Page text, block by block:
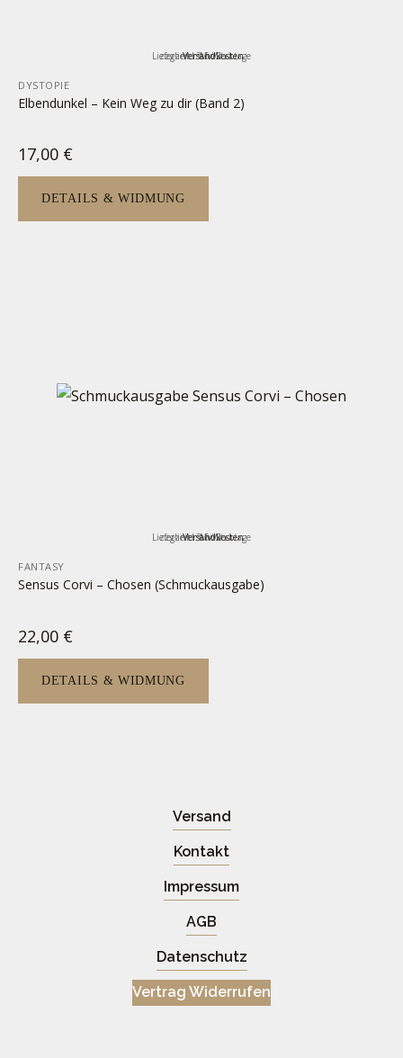
inkl. MwSt.
zzgl.Versandkosten
Lieferzeit:3-5 Werktage
DYSTOPIE
Elbendunkel – Kein Weg zu dir (Band 2)
17,00 €
DETAILS & WIDMUNG
inkl. MwSt.
zzgl.Versandkosten
Lieferzeit:3-5 Werktage
FANTASY
Sensus Corvi – Chosen (Schmuckausgabe)
22,00 €
DETAILS & WIDMUNG
Versand
Kontakt
Impressum
AGB
Datenschutz
Vertrag Widerrufen